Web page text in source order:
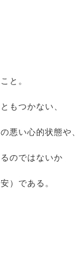
と。
もつかない、
悪い心的状態や、
のではないか
）である。